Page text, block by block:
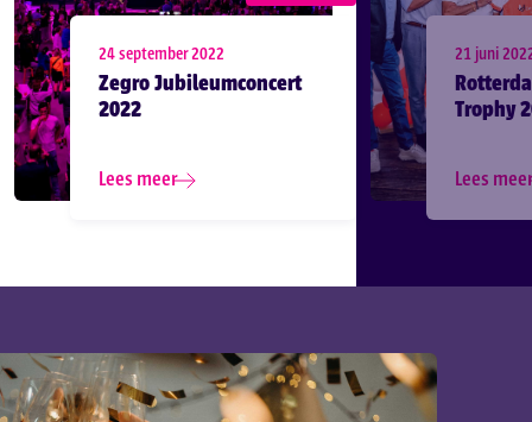
24 september 2022
Zegro Jubileumconcert
2022
Lees meer
21 juni
Trophy
Lees meer